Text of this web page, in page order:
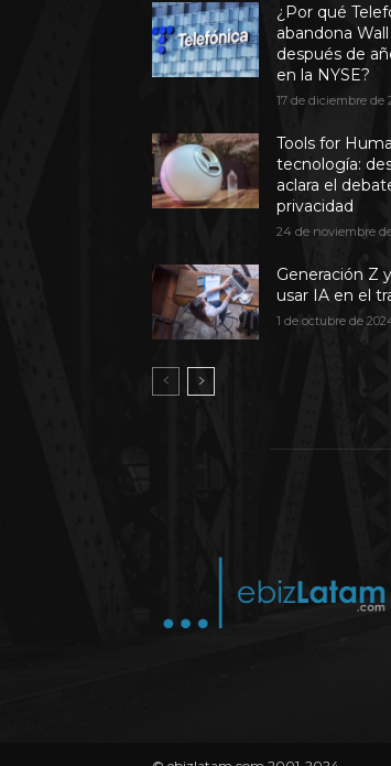
¿Por qué
abandona
después de
en la NYSE?
17 de diciembre de
Tools for
tecnología:
aclara el
privacidad
24 de noviembre
Generación Z
usar IA en el
1 de octubre de